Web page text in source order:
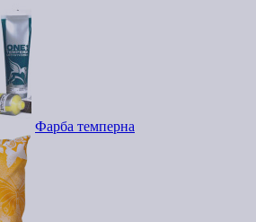
Фарба темперна